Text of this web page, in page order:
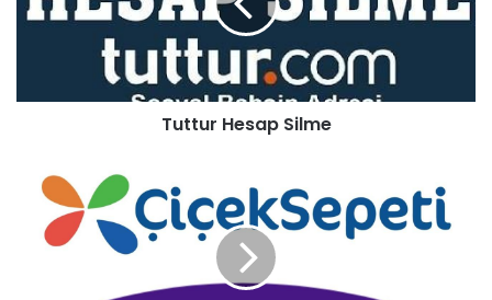
Tuttur Hesap Silme